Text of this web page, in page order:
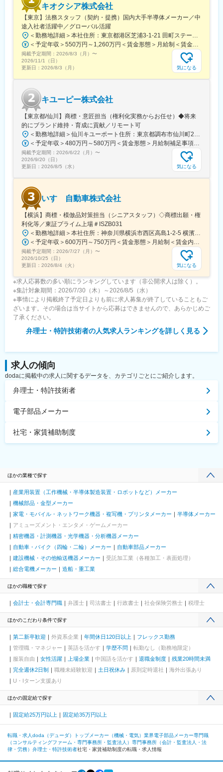
・競争優位の確立
・事業戦略支援
といった“攻めと守り”両面の知財を実践できます。
（3） 次世代中核人材としてのキャリア機会
現在はベテラン層が中心の組織ですが、今後5年・10年を見据え
た世代交代を推進中。本ポジションは、
・チームリード
■配属組織
知的財産部は、特許・意匠・商標を含めた広範な業務を担う組
織。現在はベテラン層が中心で、高度な知見を直接吸収できる環
境です。中長期的には、組織の中核を担う人材としての成長を期
待されています。
■会社の特徴
・1953年創業／コネクタ事業を中核とした技術メーカー
・3万点超の製品群／新製品比率40％超
設計・要素・製造技術を内製化し、世界市場で競争力を持つ技術
基盤を確立しています。
変更の範囲：会社の定める業務
キオクシア株式会社
【東京】法務スタッフ（契約・提携）国内大手半導体メーカー／中
途入社者活躍中／グローバル活躍
＜勤務地詳細＞本社住所：東京都港区芝浦3-1-21 田町ステーションタワーS勤務地最寄駅：JR線／田町駅受動喫煙対策：屋内全面禁煙変更の範囲：会社の定める事業所（リモートワーク含む）
＜予定年収＞550万円～1,260万円＜賃金形態＞月給制＜賃金内訳＞月額（基本給）：333,000円～800,000円＜月給＞333,000円～800,000円＜昇給有無＞有＜残業手当＞有＜給与補足＞【年収例】・950万円／36歳（既婚・子2人／月給53万円＋各種手当＋賞与）・680万円／28歳（独身／月給39万円＋各種手当＋賞与）※各種手当には、住宅費補助、家賃補助、（次世代育成手当）、20時間/月相当の時間外勤務手当含む。賃金はあくまでも目安の金額であり、選考を通じて上下する可能性があります。月給(月額)は固定手当を含めた表記です。
掲載予定期間： 2026/8/3（月） 〜
2026/11/1（日）
更新日： 2026/8/3（月） 気になる
キユーピー株式会社
【東京都/仙川】商標・意匠担当（権利化実務からお任せ）◆将来
的にブランド維持・育成に貢献／リモート可
＜勤務地詳細＞仙川キユーポート住所：東京都調布市仙川町2-5-7 勤務地最寄駅：京王電鉄京王線／仙川駅受動喫煙対策：敷地内全面禁煙変更の範囲：会社の定める事業所（リモートワーク含む）
＜予定年収＞480万円～580万円＜賃金形態＞月給制補足事項なし＜賃金内訳＞月額（基本給）：250,000円～300,000円その他固定手当/月：30,000円＜月給＞280,000円～330,000円＜昇給有無＞有＜残業手当＞有＜給与補足＞■モデル年収：課長：860万円～960万円次長～部長：1,000万円～1,200万円※あくまでもモデル年収となります。賃金はあくまでも目安の金額であり、選考を通じて上下する可能性があります。月給(月額)は固定手当を含めた表記です。
掲載予定期間： 2026/6/22（月） 〜
2026/9/20（日）
更新日： 2026/8/5（水） 気になる
いすゞ自動車株式会社
【横浜】商標・模倣品対策担当（シニアスタッフ）◇商標出願・権
利化等／東証プライム上場＃ISZB031
＜勤務地詳細＞本社住所：神奈川県横浜市西区高島1-2-5 横濱ゲートタワー勤務地最寄駅：JR・私鉄各線／横浜駅受動喫煙対策：屋内全面禁煙変更の範囲：会社の定める事業所（リモートワーク含む）
＜予定年収＞600万円～750万円＜賃金形態＞月給制＜賃金内訳＞月額（基本給）：293,600円～353,600円＜月給＞293,600円～353,600円＜昇給有無＞有＜残業手当＞有＜給与補足＞※経験・スキルを最大限考慮し、当社規定により優遇します。■昇給：年1回■賞与：年2回（今年度実績予定6ヶ月）賃金はあくまでも目安の金額であり、選考を通じて上下する可能性があります。月給(月額)は固定手当を含めた表記です。
掲載予定期間： 2026/7/27（月） 〜
2026/10/25（日）
更新日： 2026/8/4（火） 気になる
※求人応募数の多い順にランキングしています（非公開求人は除く）。
※集計対象期間：2026/7/30（木）～2026/8/5（水）
※事情により掲載終了予定日よりも前に求人募集が終了していることもご
ざいます。その場合は当サイトから応募はできませんので、あらかじめご
了承ください。
弁理士・特許技術者の人気求人ランキングを詳しく見る
求人の傾向
dodaに掲載中の求人に関するデータを、カテゴリごとにご紹介します。
弁理士・特許技術者
電子部品メーカー
社宅・家賃補助制度
ほかの業種で探す
産業用装置（工作機械・半導体製造装置・ロボットなど）メーカー
機械部品・金型メーカー
家電・モバイル・ネットワーク機器・複写機・プリンタメーカー
半導体メーカー
アミューズメント・エンタメ・ゲームメーカー
精密機器・計測機器・光学機器・分析機器メーカー
自動車・バイク（四輪・二輪）メーカー
自動車部品メーカー
建設機械・その他輸送機器メーカー
受託加工業（各種加工・表面処理）
総合電機メーカー
造船・重工業
ほかの職種で探す
会計士・会計専門職 弁護士 司法書士 行政書士 社会保険労務士 税理士
ほかのこだわり条件で探す
第二新卒歓迎 外資系企業 年間休日120日以上
フレックス勤務
管理職・マネジャー
英語を活かす 学歴不問
転勤なし（勤務地限定）
服装自由
女性活躍 上場企業 中国語を活かす 退職金制度
残業20時間未満
完全週休2日制
職種未経験歓迎 土日祝休み 原則定時退社
海外出張あり
U・Iターン支援あり
ほかの固定給で探す
固定給25万円以上 固定給35万円以上
転職・求人doda（デューダ）トップメーカー（機械・電気）業界電子部品メーカー専門職
（コンサルティングファーム・専門事務所・監査法人） 専門事務所（会計・監査法人・法
律・労務） 弁理士・特許技術者社宅・家賃補助制度の転職・求人情報